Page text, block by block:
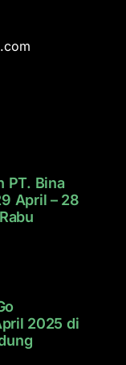
PT. Bina
April – 28
2025 di